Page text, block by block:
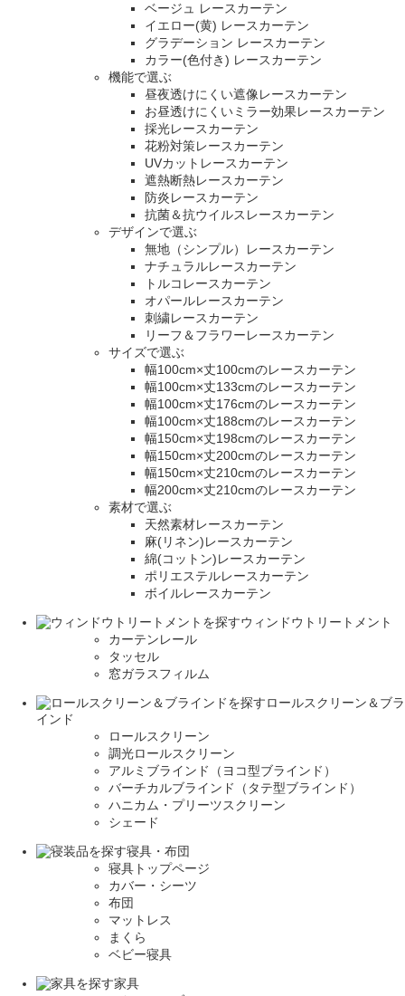
ベージュ レースカーテン
イエロー(黄) レースカーテン
グラデーション レースカーテン
カラー(色付き) レースカーテン
機能で選ぶ
昼夜透けにくい遮像レースカーテン
お昼透けにくいミラー効果レースカーテン
採光レースカーテン
花粉対策レースカーテン
UVカットレースカーテン
遮熱断熱レースカーテン
防炎レースカーテン
抗菌＆抗ウイルスレースカーテン
デザインで選ぶ
無地（シンプル）レースカーテン
ナチュラルレースカーテン
トルコレースカーテン
オパールレースカーテン
刺繍レースカーテン
リーフ＆フラワーレースカーテン
サイズで選ぶ
幅100cm×丈100cmのレースカーテン
幅100cm×丈133cmのレースカーテン
幅100cm×丈176cmのレースカーテン
幅100cm×丈188cmのレースカーテン
幅150cm×丈198cmのレースカーテン
幅150cm×丈200cmのレースカーテン
幅150cm×丈210cmのレースカーテン
幅200cm×丈210cmのレースカーテン
素材で選ぶ
天然素材レースカーテン
麻(リネン)レースカーテン
綿(コットン)レースカーテン
ポリエステルレースカーテン
ボイルレースカーテン
ウィンドウトリートメント
カーテンレール
タッセル
窓ガラスフィルム
ロールスクリーン＆ブラ
インド
ロールスクリーン
調光ロールスクリーン
アルミブラインド（ヨコ型ブラインド）
バーチカルブラインド（タテ型ブラインド）
ハニカム・プリーツスクリーン
シェード
寝具・布団
寝具トップページ
カバー・シーツ
布団
マットレス
まくら
ベビー寝具
家具